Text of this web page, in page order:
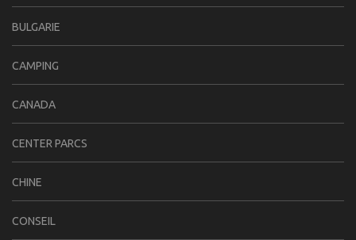
BULGARIE
CAMPING
CANADA
CENTER PARCS
CHINE
CONSEIL